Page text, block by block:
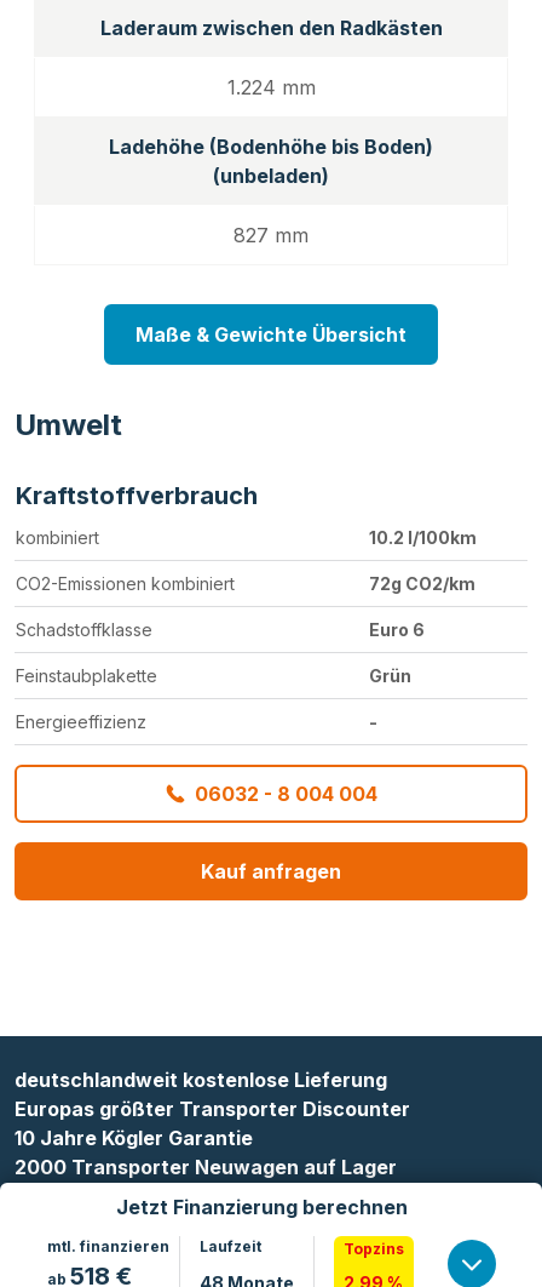
Laderaum zwischen den Radkästen
1.224 mm
Ladehöhe (Bodenhöhe bis Boden)
(unbeladen)
827 mm
Maße & Gewichte Übersicht
Umwelt
Kraftstoffverbrauch
kombiniert 10.2 l/100km
CO2-Emissionen kombiniert 72g CO2/km
Schadstoffklasse Euro 6
Feinstaubplakette Grün
Energieeffizienz -
06032 - 8 004 004
Kauf anfragen
Jetzt Finanzierung berechnen
mtl. finanzieren
ab 518 €
Laufzeit
48 Monate
Topzins
2.99 %
deutschlandweit kostenlose Lieferung
Europas größter Transporter Discounter
10 Jahre Kögler Garantie
2000 Transporter Neuwagen auf Lager